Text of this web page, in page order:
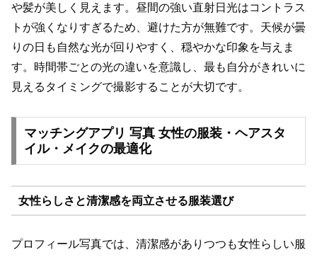
や髪が美しく見えます。昼間の強い直射日光はコントラス
トが強くなりすぎるため、避けた方が無難です。天候が曇
りの日も自然な光が回りやすく、穏やかな印象を与えま
す。時間帯ごとの光の違いを意識し、最も自分がきれいに
見えるタイミングで撮影することが大切です。
マッチングアプリ 写真 女性の服装・ヘアスタ
イル・メイクの最適化
女性らしさと清潔感を両立させる服装選び
プロフィール写真では、清潔感がありつつも女性らしい服